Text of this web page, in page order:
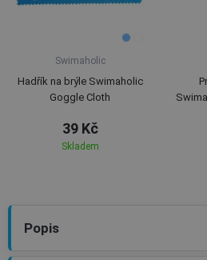
Swimaholic
Hadřík na brýle Swimaholic
Goggle Cloth
39 Kč
Skladem
Popis